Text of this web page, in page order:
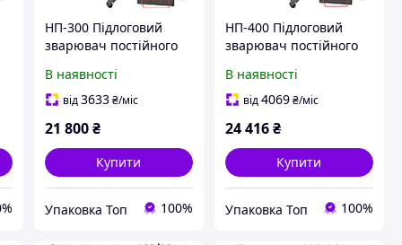
НП-300 Підлоговий
зварювач постійного
В наявності
від3633 ₴/міс
21 800 ₴
Купити
Упаковка Топ 100%
НП-400 Підлоговий
зварювач постійного
В наявності
від4069₴/міс
24 416₴
Купити
Упаковка Топ 100%